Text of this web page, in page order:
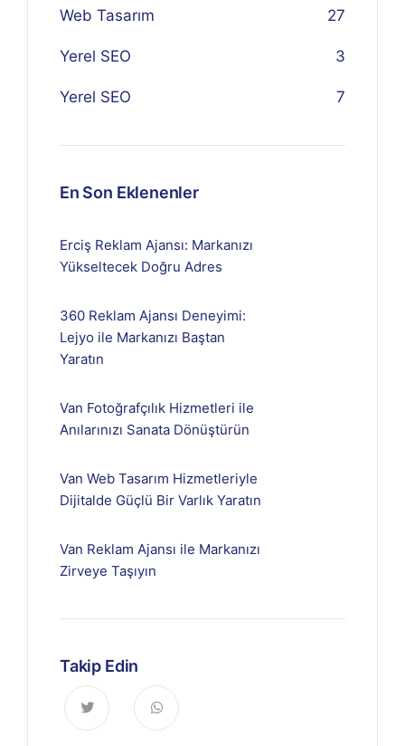
Web Tasarım 27
Yerel SEO 3
Yerel SEO 7
En Son Eklenenler
Erciş Reklam Ajansı: Markanızı
Yükseltecek Doğru Adres
360 Reklam Ajansı Deneyimi:
Lejyo ile Markanızı Baştan
Yaratın
Van Fotoğrafçılık Hizmetleri ile
Anılarınızı Sanata Dönüştürün
Van Web Tasarım Hizmetleriyle
Dijitalde Güçlü Bir Varlık Yaratın
Van Reklam Ajansı ile Markanızı
Zirveye Taşıyın
Takip Edin